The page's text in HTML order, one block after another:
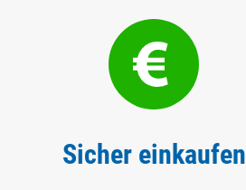
Sicher einkaufen